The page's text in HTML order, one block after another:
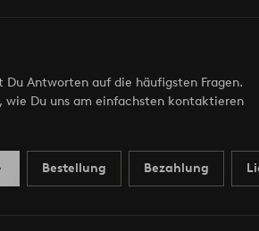
Du Antworten auf die häufigsten Fragen.
wie Du uns am einfachsten kontaktieren
Bestellung Bezahlung